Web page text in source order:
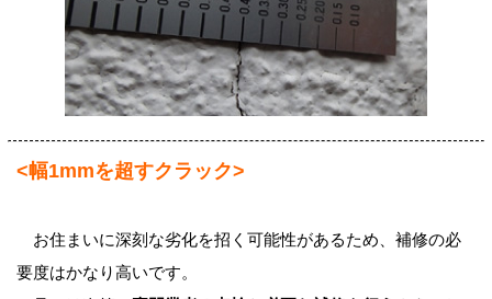
<幅1mmを超すクラック>
お住まいに深刻な劣化を招く可能性があるため、補修の必
要度はかなり高いです。